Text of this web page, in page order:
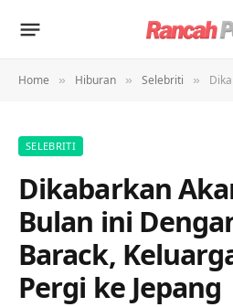
Home » Hiburan » Selebriti »
SELEBRITI
Dikabarkan
Bulan ini
Barack,
Pergi ke Jepang